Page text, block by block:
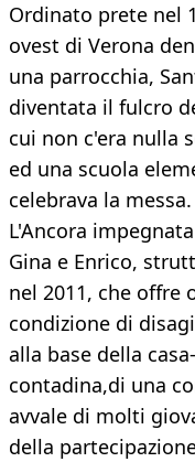
Ordinato prete nel
ovest di Verona
una parrocchia,
diventata il fulcro
cui non c'era nulla
ed una scuola
celebrava la
L'Ancora
Gina e Enrico,
nel 2011, che offre
condizione di
alla base della
contadina,di una
avvale di molti
della